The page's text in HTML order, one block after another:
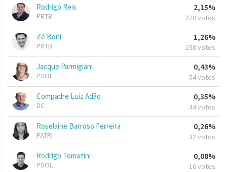
Rodrigo Reis
PRTB
2,15%
270 votos
Zé Boni
PRTB
1,26%
158 votos
Jacque Parmigiani
PSOL
0,43%
54 votos
Compadre Luiz Adão
DC
0,35%
44 votos
Roselaine Barroso Ferreira
PATRI
0,26%
32 votos
Rodrigo Tomazini
PSOL
0,08%
10 votos